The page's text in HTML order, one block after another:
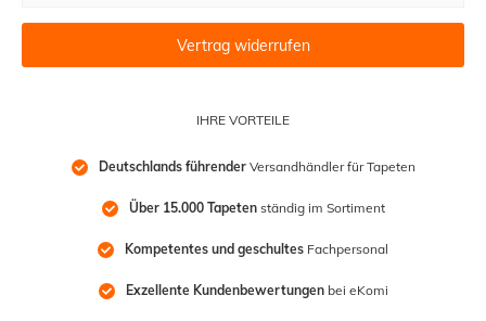
IHRE VORTEILE
Deutschlands führender Versandhändler für Tapeten
Über 15.000 Tapeten ständig im Sortiment
Kompetentes und geschultes Fachpersonal
Exzellente Kundenbewertungen bei eKomi
Vertrag widerrufen